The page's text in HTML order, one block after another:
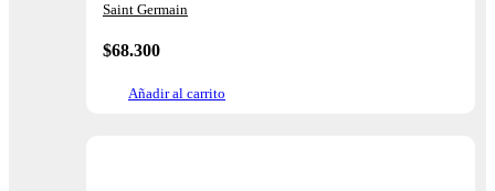
Saint Germain
$68.300
Añadir al carrito